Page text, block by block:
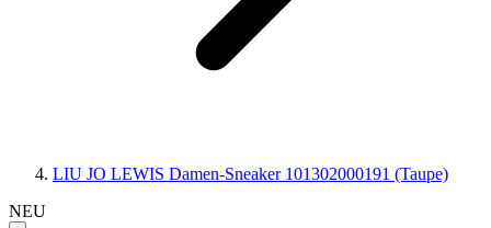
LIU JO LEWIS Damen-Sneaker 101302000191 (Taupe)
NEU